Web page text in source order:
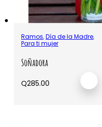
Ramos,Día de la Madre,
Para ti mujer
Soñadora
Q285.00